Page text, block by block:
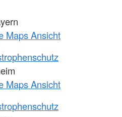
Maps Ansicht
Maps Ansicht